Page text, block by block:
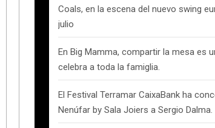
Coals, en la escena del nuevo swing
julio
En Big Mamma, compartir la mesa es
celebra a toda la famiglia.
El Festival Terramar CaixaBank ha
Nenúfar by Sala Joiers a Sergio Dalma.